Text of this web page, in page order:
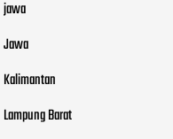
jawa
Jawa
Kalimantan
Lampung Barat